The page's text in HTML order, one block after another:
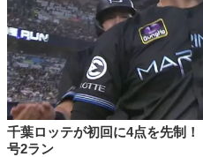
千葉ロッテが初回に4点を先制
号2ラン